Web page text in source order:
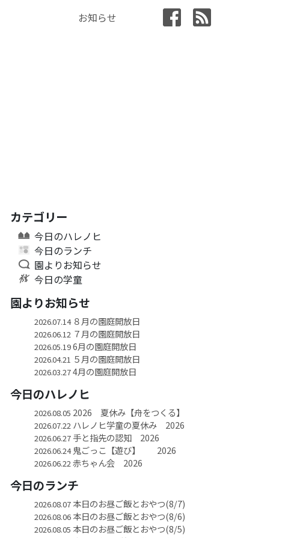
お知らせ
カテゴリー
今日のハレノヒ
今日のランチ
園よりお知らせ
今日の学童
園よりお知らせ
2026.07.14８月の園庭開放日
2026.06.12 ７月の園庭開放日
2026.05.196月の園庭開放日
2026.04.21 ５月の園庭開放日
2026.03.274月の園庭開放日
今日のハレノヒ
2026.08.05 2026 夏休み【舟をつくる】
2026.07.22 ハレノヒ学童の夏休み 2026
2026.06.27手と指先の認知 2026
2026.06.24鬼ごっこ【遊び】 2026
2026.06.22 赤ちゃん会 2026
今日のランチ
2026.08.07本日のお昼ご飯とおやつ(8/7)
2026.08.06本日のお昼ご飯とおやつ(8/6)
2026.08.05 本日のお昼ご飯とおやつ(8/5)